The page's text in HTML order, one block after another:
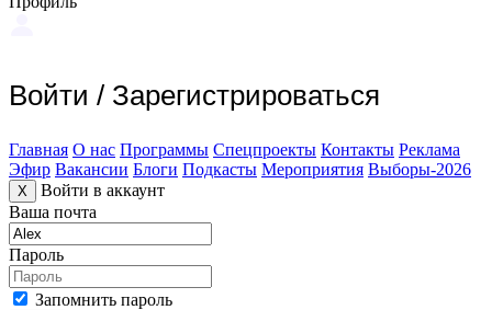
Войти / Зарегистрироваться
Главная О нас Программы Спецпроекты Контакты Реклама
Эфир Вакансии Блоги Подкасты Мероприятия Выборы-2026
X
Войти в аккаунт
Ваша почта
Пароль
Запомнить пароль